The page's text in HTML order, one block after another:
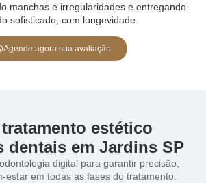
manchas e irregularidades e entregando
sofisticado, com longevidade.
Agende agora sua avaliação
estético
dentais em Jardins SP
digital para garantir precisão,
estar em todas as fases do tratamento.